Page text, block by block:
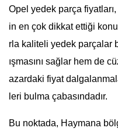
Opel yedek parça
in en çok dikkat ettiği
rla kaliteli yedek parçalar
ışmasını sağlar hem de
azardaki fiyat
leri bulma çabasındadır.
Bu noktada, Haymana